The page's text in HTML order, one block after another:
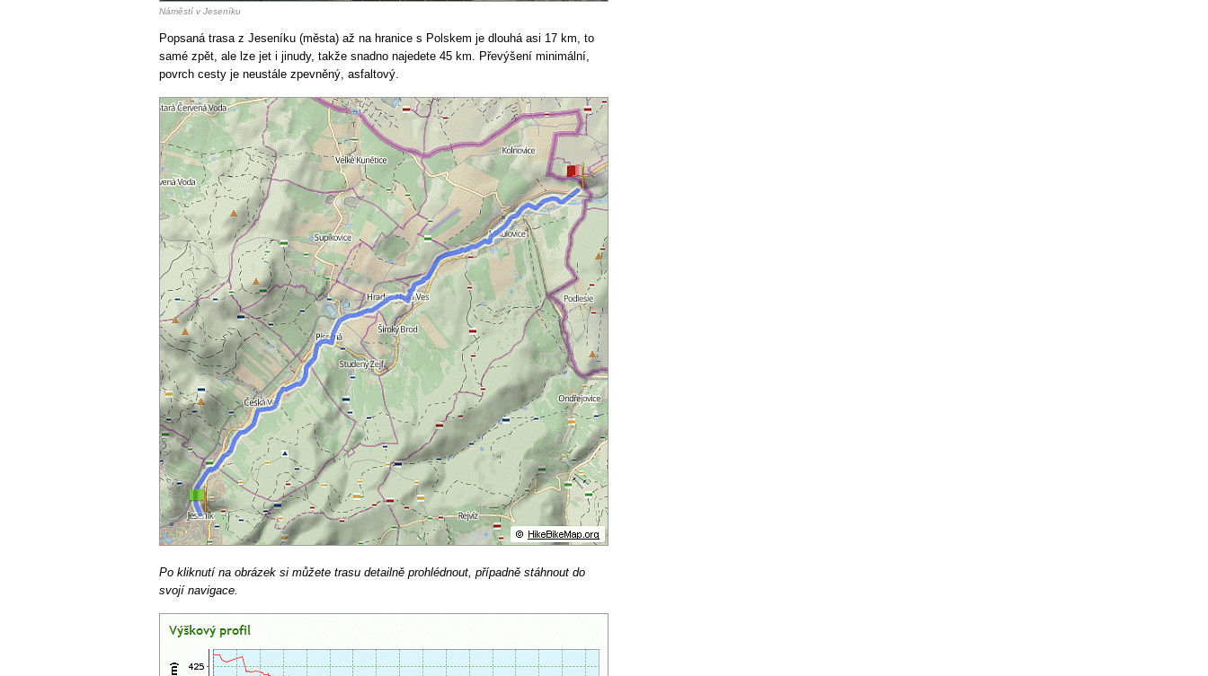
Náměstí v Jeseníku
Popsaná trasa z Jeseníku (města) až na hranice s Polskem je dlouhá asi 17 km, to
samé zpět, ale lze jet i jinudy, takže snadno najedete 45 km. Převýšení minimální,
povrch cesty je neustále zpevněný, asfaltový.
Po kliknutí na obrázek si můžete trasu detailně prohlédnout, případně stáhnout do
svojí navigace.